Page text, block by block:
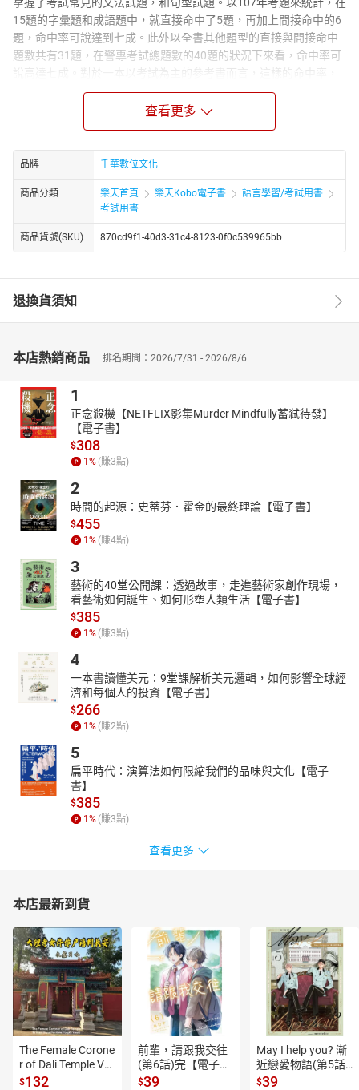
15題的字彙題和成語題中，就直接命中了5題，再加上間接命中的6
題，命中率可說達到七成。此外以全書其他題型的直接與間接命中
題數共有31題，在警專考試總題數的40題的狀況下來看，命中率可
說高達七成。對於一本以考試為主的參考書而言，這樣的命中率，
可說是物超所值。而整體的超高命中率，也幫助歷屆熟讀此書的考
生得到很好的分數。之所以能擁有如此高命中率，是因為在文法部
分由作者精挑細選、重點中的重點，並且已經歷數十年的試題考
文法規則。此外，考生更要詳讀熟記歷屆考題，因為歷年的題目都
是命題老師精挑細選、容易測出考生程度的優質試題。這就是考古
題命中率如此之高的原因。考生可翻閱歷屆詳解就知作者所言不
假。◎觀念重點系統化整理，並附經典練習題作者以多年經驗為考
生條列英文常考的章節，每章都以觀念入門作為開始，讓烤掌握學
習重心。除了講解重點外，個重點後立即附上相關考古題，解決考
的弱點。◎歷屆試題全收錄，名師精心編寫解析讀完課文內容後，
在書末為考生針對學生蒐集了歷年試題，建議考生可依序：
解析特別增加補充，像是同一文法或類似文法的紀錄，讀者不但能
師為考生精心編寫的解析，考生不僅能有效率的掌握考題趨勢，更
可擴充考生字彙跟片語能力，藉以提升閱讀速度跟解題能力。
查看更多
品牌 千華數位文化
商品分類 樂天首頁 樂天Kobo電子書
語言學習/考試用書
考試用書
商品貨號(SKU) 870cd9f1-40d3-31c4-8123-0f0c539965bb
退換貨須知
本店熱銷商品 排名期間：2026/7/31 - 2026/8/6
1
正念殺機【NETFLIX影集Murder Mindfully蓄弒待發】
【電子書】
$308
1 % (賺3點)
2
時間的起源：史蒂芬．霍金的最終理論【電子書】
$455
1 % (賺4點)
3
藝術的40堂公開課：透過故事，走進藝術家創作現場，
看藝術如何誕生、如何形塑人類生活【電子書】
$385
1 % (賺3點)
4
一本書讀懂美元：9堂課解析美元邏輯，如何影響全球經
濟和每個人的投資【電子書】
$266
1 % (賺2點)
5
扁平時代：演算法如何限縮我們的品味與文化【電子
書】
$385
1 % (賺3點)
查看更多
本店最新到貨
The Female Corone
r of Dali Temple Vo
l.6【有聲書】
$132
前輩，請跟我交往
(第6話)完【電子
書】
$39
May I help you? 漸
近戀愛物語(第5話)
【電子書】
$39